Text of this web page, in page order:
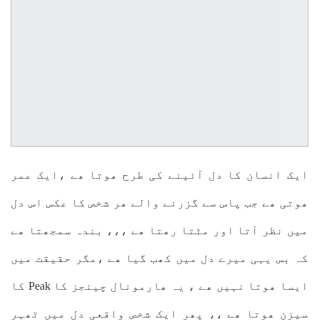
ایک انسان کا دل آئینے کی طرح ھوتا ھے ،ایک عمر
ھوتی ھے جب پاس سے گزرنے والے ھر شخص کا عکس اس دل
میں نظر آتا اور مٹتا رھتا ھے ،،، بندہ سمجھتا ھے
کہ بس یہی میرے دل میں کھب گیا ھے ،مگر حقیقت میں
ایسا ھوتا نہیں ھے ، یہ ھارمونال چینجز کا Peak کا
سیزن ھوتا ھے ،، پھر ایک شخص واقعی دل میں ٹھہر